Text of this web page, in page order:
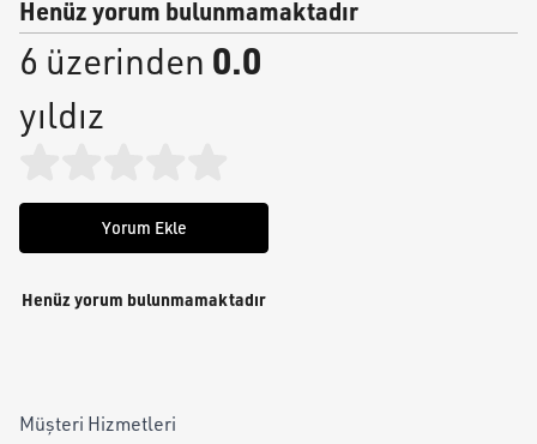
Henüz yorum bulunmamaktadır
6 üzerinden 0.0
yıldız
Yorum Ekle
Henüz yorum bulunmamaktadır
Müşteri Hizmetleri